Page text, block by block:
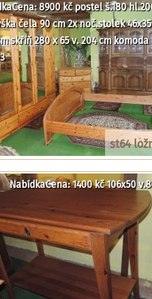
st64
8900 kč postel š.180
čela 90 cm 2x noč.stolek 46x35
skříň 280 x 65 v. 204 cm komoda
NabídkaCena: 1400 kč 106x50